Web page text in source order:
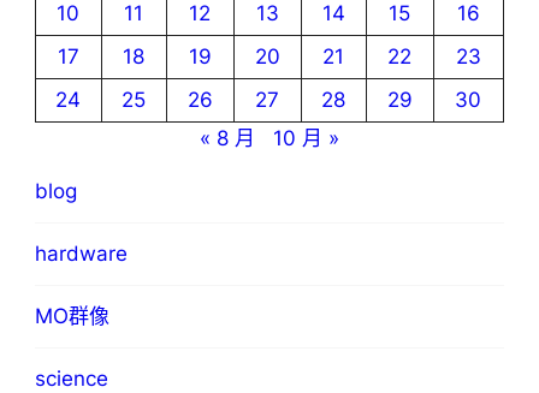
10
11 12 13 14 15
16
17
18 19 20 21 22
23
24
25 26 27 28 29
30
« 8 月
10 月 »
blog
hardware
MO群像
science